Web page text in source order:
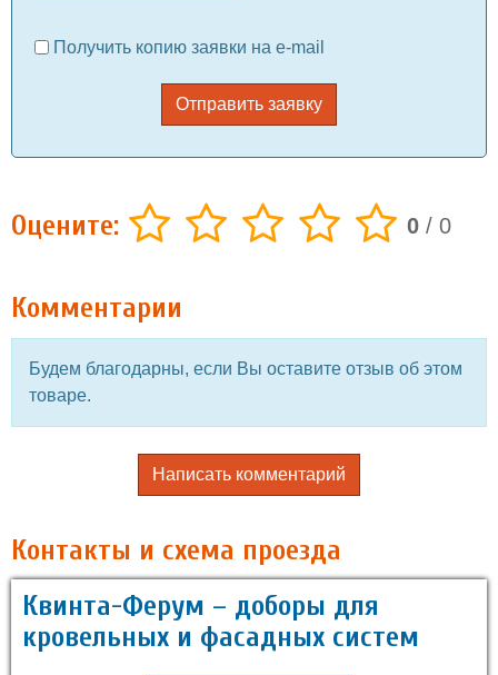
Получить копию заявки на e-mail
Отправить заявку
Оцените: 0 / 0
Комментарии
Будем благодарны, если Вы оставите отзыв об этом
товаре.
Написать комментарий
Контакты и схема проезда
Квинта-Ферум – доборы для
кровельных и фасадных систем